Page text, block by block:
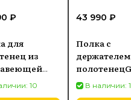
₽
для
из
Grohe
41066dc0
10
43 990 ₽
Полка с
Selection
мм хром
В наличии: